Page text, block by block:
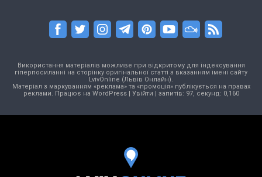
Використання матеріалів можливе при відкритому для індексування
гіперпосиланні на сторінку оригінальної статті з вказанням імені сайту
LvivOnline (Львів Онлайн).
Матеріал з маркуванням «реклама» та «промоція» публікується на правах
реклами. Працює на WordPress| Увійти | запитів: 97, секунд: 0,160